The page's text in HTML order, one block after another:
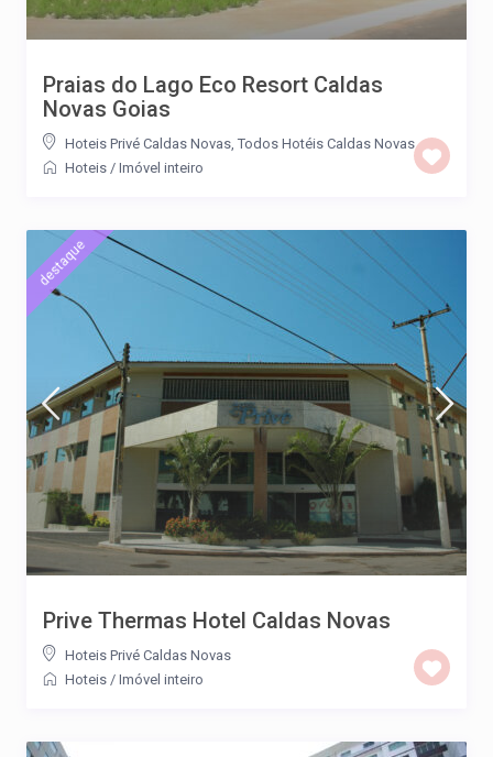
Praias do Lago Eco Resort Caldas
Novas Goias
Hoteis Privé Caldas Novas, Todos Hotéis Caldas Novas
Hoteis / Imóvel inteiro
destaque
Prive Thermas Hotel Caldas Novas
Hoteis Privé Caldas Novas
Hoteis / Imóvel inteiro